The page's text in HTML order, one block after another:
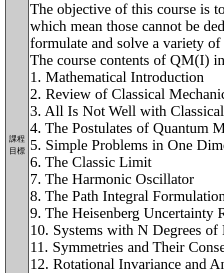
課程
目標
The objective of this course is
which mean those cannot be
formulate and solve a variety
The course contents of QM(I)
1. Mathematical Introduction
2. Review of Classical
3. All Is Not Well with
4. The Postulates of Quantum
5. Simple Problems in One
6. The Classic Limit
7. The Harmonic Oscillator
8. The Path Integral
9. The Heisenberg Uncertainty
10. Systems with N Degrees of
11. Symmetries and Their
12. Rotational Invariance and